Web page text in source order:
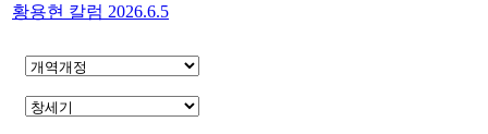
황용현 칼럼 2026.6.5